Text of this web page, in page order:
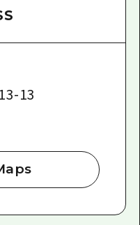
13